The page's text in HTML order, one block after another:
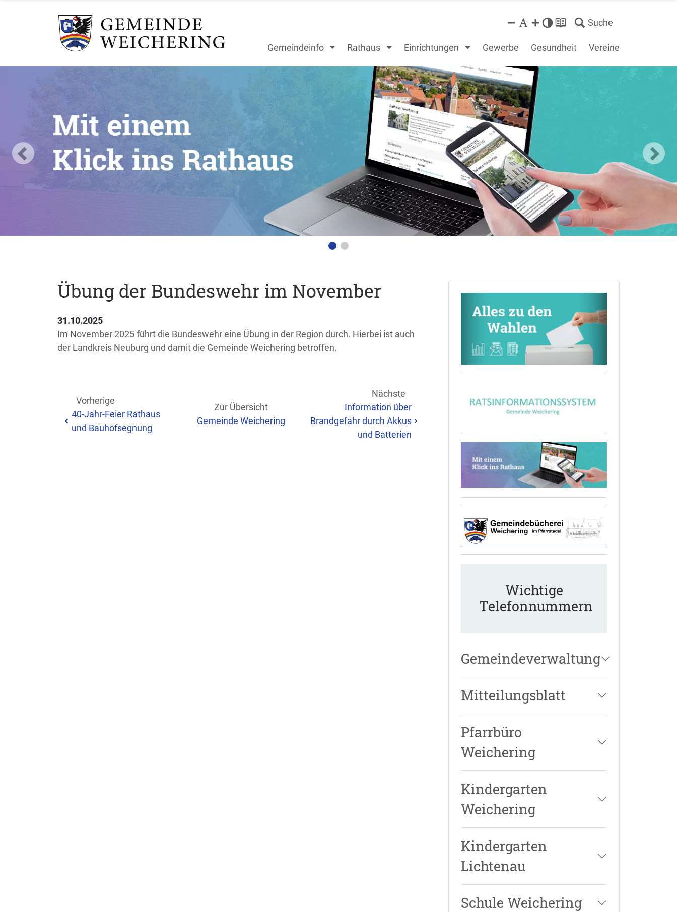
Suche
Gemeindeinfo Rathaus Einrichtungen Gewerbe Gesundheit Vereine
Übung der Bundeswehr im November
31.10.2025
Im November 2025 führt die Bundeswehr eine Übung in der Region durch. Hierbei ist auch
der Landkreis Neuburg und damit die Gemeinde Weichering betroffen.
Vorherige
40-Jahr-Feier Rathaus
und Bauhofsegnung
Zur Übersicht
Gemeinde Weichering
Nächste
Information über
Brandgefahr durch Akkus
und Batterien
Wichtige
Telefonnummern
Gemeindeverwaltung
Mitteilungsblatt
Pfarrbüro
Weichering
Kindergarten
Weichering
Kindergarten
Lichtenau
Schule Weichering